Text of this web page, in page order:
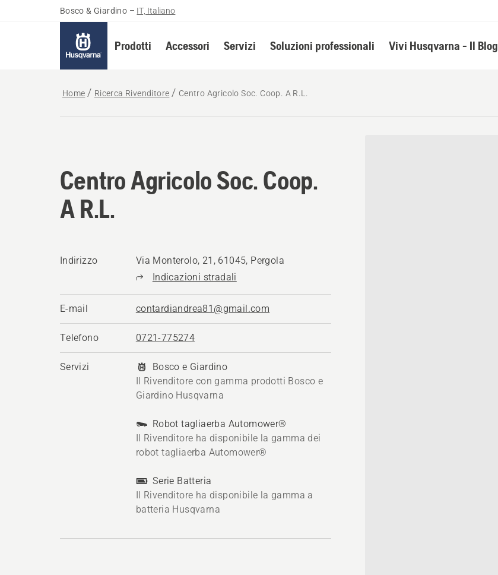
Bosco & Giardino – IT, Italiano
Prodotti Accessori Servizi Soluzioni professionali Vivi Husqvarna - Il Blog
Home Ricerca Rivenditore Centro Agricolo Soc. Coop. A R.L.
Centro Agricolo Soc. Coop.
A R.L.
Indirizzo
Via Monterolo, 21, 61045, Pergola
Indicazioni stradali
E-mail contardiandrea81@gmail.com
Telefono 0721-775274
Servizi
Bosco e Giardino
Il Rivenditore con gamma prodotti Bosco e
Giardino Husqvarna
Robot tagliaerba Automower®
Il Rivenditore ha disponibile la gamma dei
robot tagliaerba Automower®
Serie Batteria
Il Rivenditore ha disponibile la gamma a
batteria Husqvarna